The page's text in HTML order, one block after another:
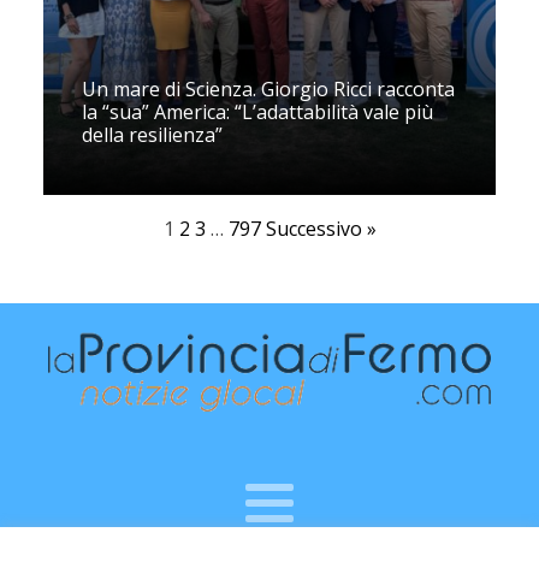
Un mare di Scienza. Giorgio Ricci racconta
la “sua” America: “L’adattabilità vale più
della resilienza”
1 2 3 … 797 Successivo »